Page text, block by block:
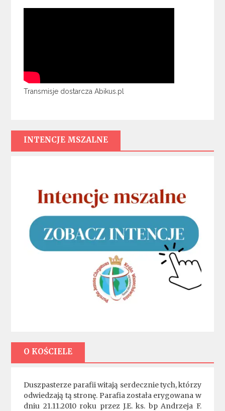
Transmisje dostarcza Abikus.pl
INTENCJE MSZALNE
O KOŚCIELE
Duszpasterze parafii witają serdecznie tych, którzy
odwiedzają tą stronę. Parafia została erygowana w
dniu 21.11.2010 roku przez J.E. ks. bp Andrzeja F.